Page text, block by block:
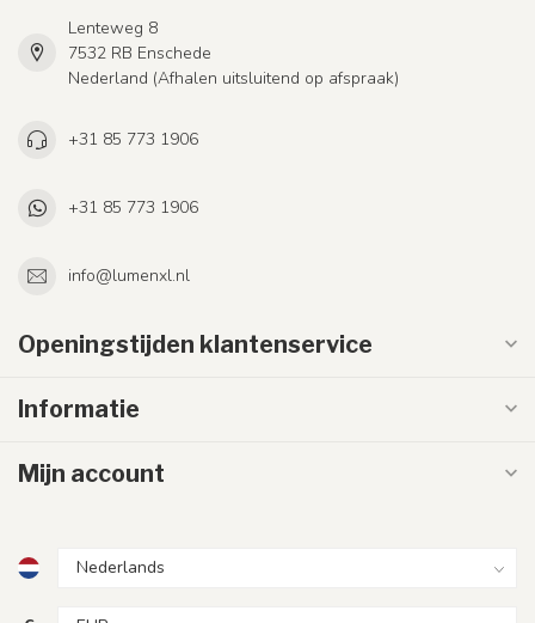
Lenteweg 8
7532 RB Enschede
Nederland (Afhalen uitsluitend op afspraak)
+31 85 773 1906
+31 85 773 1906
info@lumenxl.nl
Openingstijden klantenservice
Informatie
Mijn account